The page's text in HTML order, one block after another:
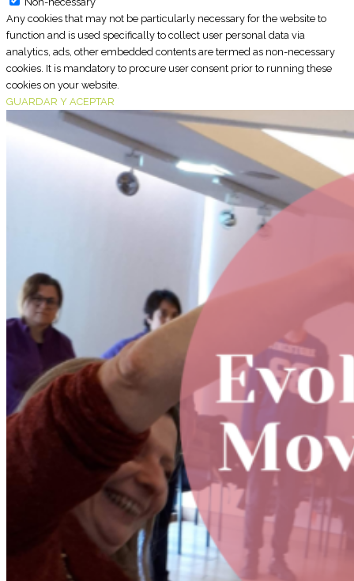
Any cookies that may not be particularly necessary for the website to
function and is used specifically to collect user personal data via
analytics, ads, other embedded contents are termed as non-necessary
cookies. It is mandatory to procure user consent prior to running these
cookies on your website.
GUARDAR Y ACEPTAR